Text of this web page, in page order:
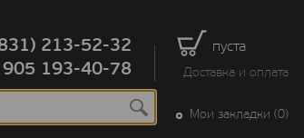
пуста
Доставка и оплата
213-52-32
193-40-78
Мои закладки (0)